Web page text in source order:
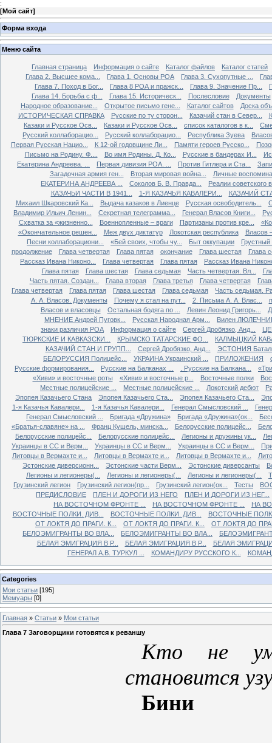
:
[Мой сайт]
Форма входа
Меню сайта
Главная страница Информация о сайте Каталог файлов
Каталог статей
Глава 2. Высшее кома...
Глава 1. Основы РОА Глава 3. Сухопутные ...
Глава 7. Поход в Бог...
Глава 8 РОА и пражск... Глава 9. Значение Пр...
Глава 14. Борьба с ф...
Глава 15. Историческ... Послесловие
Документы
Народное образование...
Открытое письмо гене... Каталог сайтов
Доска
ИСТОРИЧЕСКАЯ СПРАВКА
Русские по ту сторон... Казачий стан в Север...
Казаки и Русское Осв...
Казаки и Русское Осв... список каталогов в к...
Русский коллаборацио...
Русский коллаборацио... Республика Зуева
Первая Русская Нацио...
К 12-ой годовщине Ли... Памяти героев Русско...
Письмо на Родину. Ф....
Во имя Родины. Д. Ко... Русские в бандерах И...
Екатерина Андреева. ...
Первая дивизия РОА. ... Против Гитлера и Ста...
Загадочная армия ген...
Вторая мировая война...
Личные
ЕКАТЕРИНА АНДРЕЕВА ...
Соколов Б. В. Правда...
Реалии советского
КАЗАЧЬИ ЧАСТИ В 1941...
1-Я КАЗАЧЬЯ КАВАЛЕРИ...
КАЗАЧИЙ
Михаил Шкаровский Ка...
Выдача казаков в Лиенце Русская освободитель...
Владимир Ильич Ленин...
Секретная телеграмма... Генерал Власов Книги...
Схватка за «жизненно...
Военнопленные – враги Партизаны против кре...
«Окончательное решен...
Меж двух диктатур Локотская республика
Власов
Песни коллаборациони...
«Бей своих, чтобы чу... Быт оккупации
Грустный
продолжение
Глава четвертая Глава пятая окончание Глава шестая
Глава
Рассказ Ивана Никоно...
Глава четвертая Глава пятая
Рассказ Ивана
Глава пятая
Глава шестая Глава седьмая Часть четвертая. Вл...
Часть пятая. Создан...
Глава вторая Глава третья Глава четвертая
Глава четвертая
Глава пятая Глава шестая Глава седьмая
Часть седьмая.
А. А. Власов. Документы
Почему я стал на пут... 2. Письма А. А. Влас...
Власов и власовцы
Остальная бодяга по ... Левин Леонид Григорь...
МНЕНИЕ Андрей Пуговк...
Русская Народная Арм...
Вилен
знаки различия РОА
Информация о сайте Сергей Дробязко, Анд...
ТЮРКСКИЕ И КАВКАЗСКИ...
КРЫМСКО ТАТАРСКИЕ ФО...
КАЛМЫЦКИЙ
КАЗАЧИЙ СТАН И ГРУПП...
Сергей Дробязко, Анд...
ЭСТОНИЯ
БЕЛОРУССИЯ Полицейс...
УКРАИНА Украинский ... ПРИЛОЖЕНИЯ
Русские формирования...
Русские на Балканах ... . Русские на Балкана...
«Хиви» и восточные роты
«Хиви» и восточные р... Восточные полки
Местные полицейские ...
Местные полицейские ... Локотский дебют
Эпопея Казачьего Стана
Эпопея Казачьего Ста... Эпопея Казачьего Ста...
1-я Казачья Кавалери...
1-я Казачья Кавалери... Генерал Смысловский ...
Генерал Смысловский ...
Бригада «Дружина» Бригада «Дружина»(ок...
«Братья-славяне» на ...
Франц Кушель, минска... Белорусские полицейс...
Белорусские полицейс...
Белорусские полицейс... Легионы и дружины ук...
Украинцы в СС и Верм...
Украинцы в СС и Верм... Украинцы в СС и Верм...
Литовцы в Вермахте и...
Литовцы в Вермахте и... Литовцы в Вермахте и...
Эстонские диверсионн...
Эстонские части Верм... Эстонские диверсанты
Легионы и легионеры(...
Легионы и легионеры(... Легионы и легионеры(...
Грузинский легион
Грузинский легион(пр... Грузинский легион(ок... Тесты
ПРЕДИСЛОВИЕ
ПЛЕН И ДОРОГИ ИЗ НЕГО
ПЛЕН И ДОРОГИ ИЗ НЕГ...
НА ВОСТОЧНОМ ФРОНТЕ ...
НА ВОСТОЧНОМ ФРОНТЕ ...
НА
ВОСТОЧНЫЕ ПОЛКИ. ДИВ...
ВОСТОЧНЫЕ ПОЛКИ. ДИВ...
ВОСТОЧНЫЕ
ОТ ЛОКТЯ ДО ПРАГИ. К...
ОТ ЛОКТЯ ДО ПРАГИ. К...
ОТ ЛОКТЯ ДО
БЕЛОЭМИГРАНТЫ ВО ВЛА...
БЕЛОЭМИГРАНТЫ ВО ВЛА...
БЕЛАЯ ЭМИГРАЦИЯ В Р...
БЕЛАЯ ЭМИГРАЦИЯ В Р...
БЕЛАЯ
ГЕНЕРАЛ А.В. ТУРКУЛ ...
КОМАНДИРУ РУССКОГО К...
Categories
Мои статьи [195]
Мемуары [0]
Главная » Статьи » Мои статьи
Глава 7 Заговорщики готовятся к реваншу
Кто не
становится
Бини